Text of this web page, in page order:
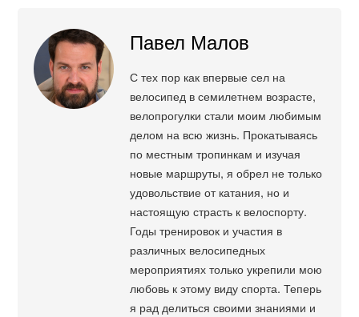
Павел Малов
С тех пор как впервые сел на
велосипед в семилетнем возрасте,
велопрогулки стали моим любимым
делом на всю жизнь. Прокатываясь
по местным тропинкам и изучая
новые маршруты, я обрел не только
удовольствие от катания, но и
настоящую страсть к велоспорту.
Годы тренировок и участия в
различных велосипедных
мероприятиях только укрепили мою
любовь к этому виду спорта. Теперь
я рад делиться своими знаниями и